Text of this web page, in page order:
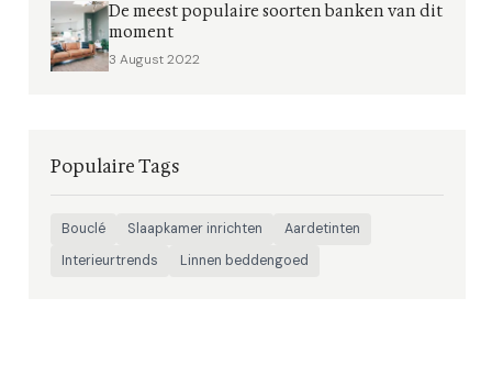
De meest populaire soorten banken van dit
moment
3 August 2022
Populaire Tags
Bouclé Slaapkamer inrichten
Aardetinten
Interieurtrends
Linnen beddengoed